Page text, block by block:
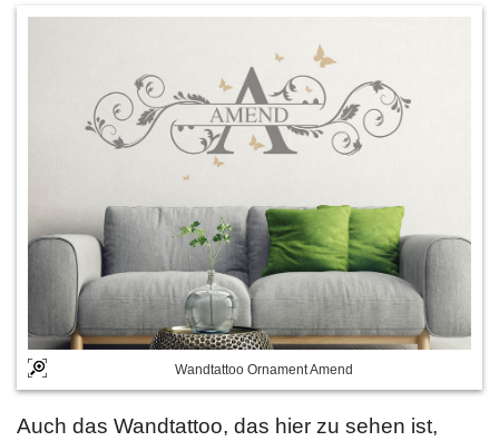
Wandtattoo Ornament Amend
Auch das Wandtattoo, das hier zu sehen ist,